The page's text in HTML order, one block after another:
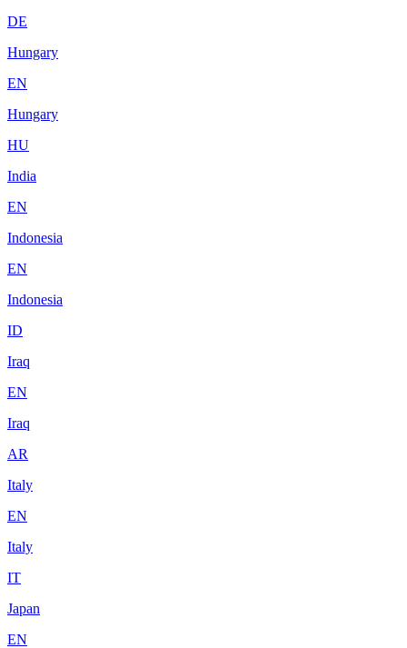
DE
Hungary
EN
Hungary
HU
India
EN
Indonesia
EN
Indonesia
ID
Iraq
EN
Iraq
AR
Italy
EN
Italy
IT
Japan
EN